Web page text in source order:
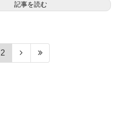
記事を読む
2